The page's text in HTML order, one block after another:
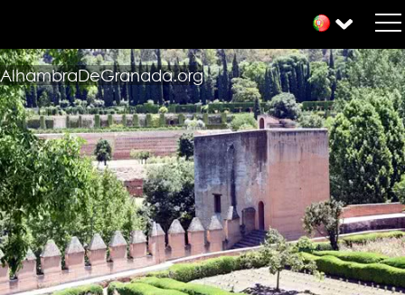
AlhambraDeGranada.org